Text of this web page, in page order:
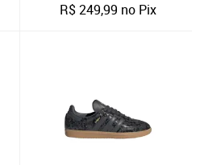
R$249,99 no Pix